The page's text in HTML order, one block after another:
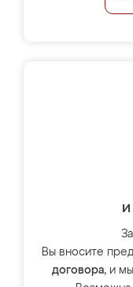
Вы вносите
договора, и